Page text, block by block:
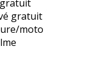
gratuit
gratuit
moto